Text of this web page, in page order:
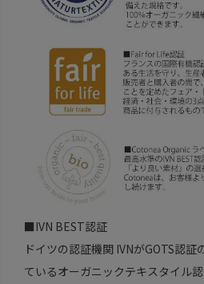
■IVN BEST認証
ドイツの認証機関 IVNがGOTS認
ているオーガニックテキスタイル認